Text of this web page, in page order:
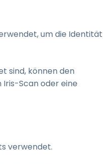
um die Identität
sind, können den
Iris-Scan oder eine
verwendet.